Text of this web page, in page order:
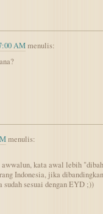
AMmenulis:
menulis:
kata awal lebih
Indonesia, jika dibandingkan
sesuai dengan EYD ;))